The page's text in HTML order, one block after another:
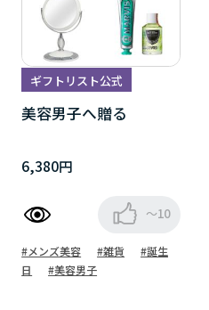
ギフトリスト公式
美容男子へ贈る
6,380円
～10
#メンズ美容 #雑貨
#誕生
日
#美容男子